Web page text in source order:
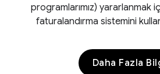
programlarımız) yararlanmak
faturalandırma sistemini
Daha Fazla